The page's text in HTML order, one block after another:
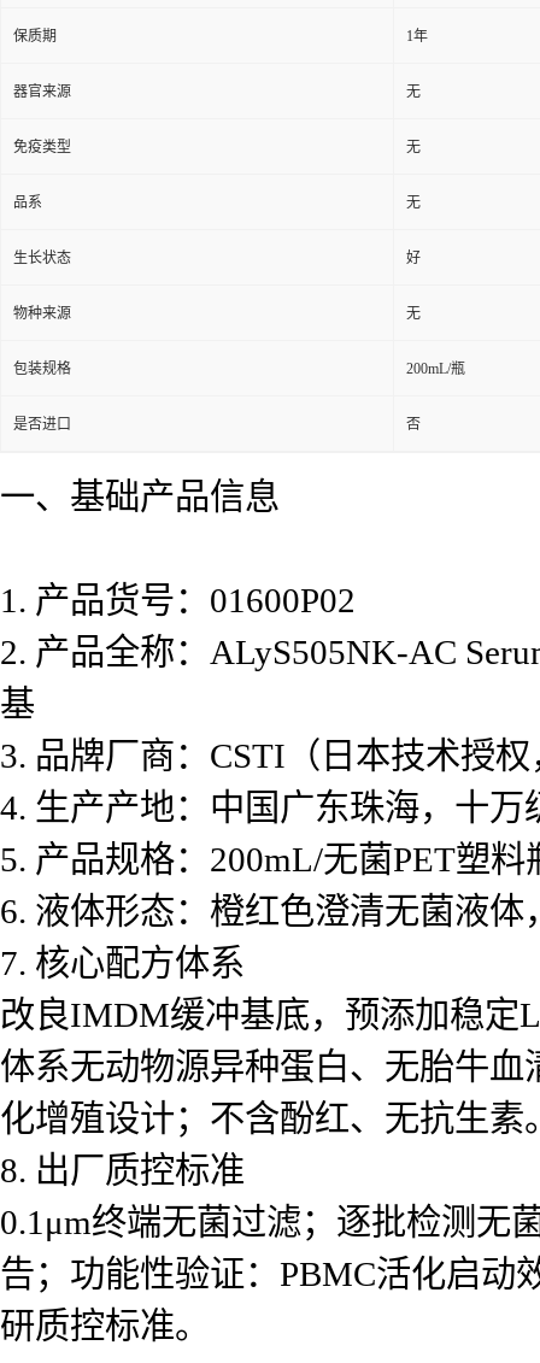
保质期 1年
器官来源 无
免疫类型 无
品系 无
生长状态 好
物种来源 无
包装规格 200mL/瓶
是否进口 否
一、基础产品信息
1. 产品货号：01600P02
2. 产品全称：ALyS505NK-AC
基
3. 品牌厂商：CSTI（日本技术授
4. 生产产地：中国广东珠海，十万
5. 产品规格：200mL/无菌PET塑料
6. 液体形态：橙红色澄清无菌液体
7. 核心配方体系
改良IMDM缓冲基底，预添加稳定
体系无动物源异种蛋白、无胎牛
化增殖设计；不含酚红、无抗生素
8. 出厂质控标准
0.1μm终端无菌过滤；逐批检测无
告；功能性验证：PBMC活化启动
研质控标准。